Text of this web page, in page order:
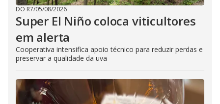
DO R7/05/08/2026
Super El Niño coloca viticultores
em alerta
Cooperativa intensifica apoio técnico para reduzir perdas e
preservar a qualidade da uva